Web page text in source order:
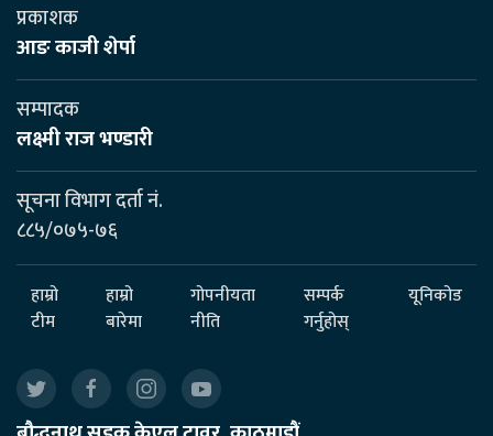
प्रकाशक
आङ काजी शेर्पा
सम्पादक
लक्ष्मी राज भण्डारी
सूचना विभाग दर्ता नं.
८८५/०७५-७६
हाम्रो
टीम
हाम्रो
बारेमा
गोपनीयता
नीति
सम्पर्क
गर्नुहोस्
यूनिकोड